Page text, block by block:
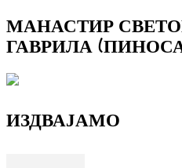
МАНАСТИР
ГАВРИЛА
ИЗДВАЈАМО